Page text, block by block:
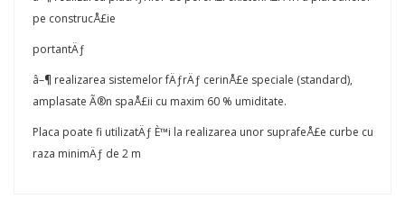
pe construcÅ£ie
portantÄƒ
â–¶ realizarea sistemelor fÄƒrÄƒ cerinÅ£e speciale (standard),
amplasate Ã®n spaÅ£ii cu maxim 60 % umiditate.
Placa poate fi utilizatÄƒ È™i la realizarea unor suprafeÅ£e curbe cu
raza minimÄƒ de 2 m